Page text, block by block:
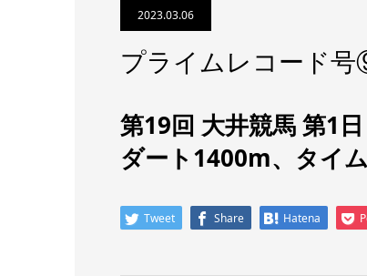
2023.03.06
プライムレコード
第19回 大井競馬 第1日
ダート1400m、タイ
Tweet Share Hatena